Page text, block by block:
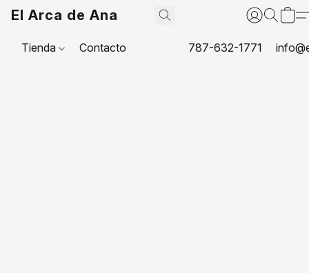
El Arca de Ana
Tienda Contacto 787-632-1771